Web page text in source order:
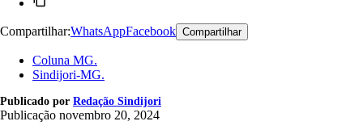
Compartilhar:WhatsAppFacebook Compartilhar
Coluna MG.
Sindijori-MG.
Publicado por Redação Sindijori
Publicação novembro 20, 2024